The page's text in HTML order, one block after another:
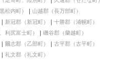
松内町）
山越郡（長万部町）
新冠郡（新冠町）
十勝郡（浦幌町）
利尻富士町）
磯谷郡（蘭越町）
爾志郡（乙部町）
古平郡（古平町）
礼文郡（礼文町）